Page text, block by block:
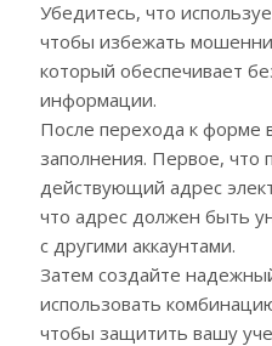
Убедитесь, что
чтобы избежать
который обеспечивает
информации.
После перехода к форме
заполнения. Первое, что
действующий адрес
что адрес должен быть
с другими аккаунтами.
Затем создайте
использовать
чтобы защитить вашу